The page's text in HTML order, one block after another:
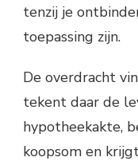
tenzij je
toepassing zijn.
De overdracht
tekent daar de
hypotheekakte,
koopsom en